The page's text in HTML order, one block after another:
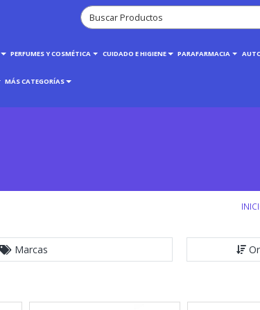
PERFUMES Y COSMÉTICA CUIDADO E HIGIENE PARAFARMACIA
MÁS CATEGORÍAS
Marcas